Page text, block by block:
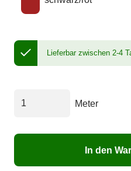
Lieferbar zwischen 2-4
Meter
In den